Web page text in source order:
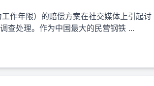
作年限）的赔偿方案在社交媒体上引起讨
查处理。作为中国最大的民营钢铁 ...